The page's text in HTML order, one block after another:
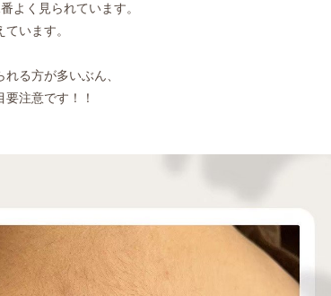
よく見られています。
います。
る方が多いぶん、
注意です！！